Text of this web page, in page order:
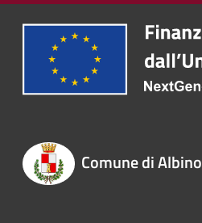
Comune di Albino